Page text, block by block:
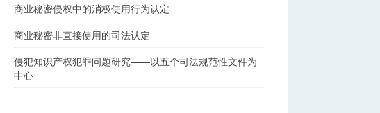
商业秘密侵权中的消极使用行为认定
商业秘密非直接使用的司法认定
侵犯知识产权犯罪问题研究——以五个司法规范性文件为
中心